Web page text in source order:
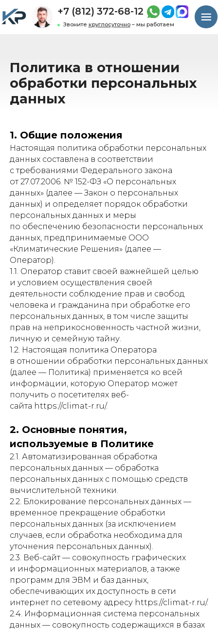
+7 (812) 372-68-12
Звоните круглосуточно
Политика в отношении
обработки персональных
данных
1. Общие положения
Настоящая политика обработки персональных
данных составлена в соответствии
с требованиями Федерального закона
от 27.07.2006. № 152-ФЗ «О персональных
данных» (далее — Закон о персональных
данных) и определяет порядок обработки
персональных данных и меры
по обеспечению безопасности персональных
данных, предпринимаемые ООО
«Климатические Решения» (далее —
Оператор).
1.1. Оператор ставит своей важнейшей целью
и условием осуществления своей
деятельности соблюдение прав и свобод
человека и гражданина при обработке его
персональных данных, в том числе защиты
прав на неприкосновенность частной жизни,
личную и семейную тайну.
1.2. Настоящая политика Оператора
в отношении обработки персональных данных
(далее — Политика) применяется ко всей
информации, которую Оператор может
получить о посетителях веб-
сайта https://climat-r.ru/.
2. Основные понятия,
используемые в Политике
2.1. Автоматизированная обработка
персональных данных — обработка
персональных данных с помощью средств
вычислительной техники.
2.2. Блокирование персональных данных —
временное прекращение обработки
персональных данных (за исключением
случаев, если обработка необходима для
уточнения персональных данных).
2.3. Веб-сайт — совокупность графических
и информационных материалов, а также
программ для ЭВМ и баз данных,
обеспечивающих их доступность в сети
интернет по сетевому адресу https://climat-r.ru/.
2.4. Информационная система персональных
данных — совокупность содержащихся в базах